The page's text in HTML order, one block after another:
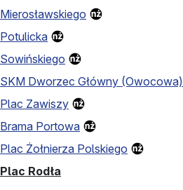
Mierosławskiego
Potulicka
Sowińskiego
SKM Dworzec Główny (Owocowa)
Plac Zawiszy
Brama Portowa
Plac Żołnierza Polskiego
Plac Rodła